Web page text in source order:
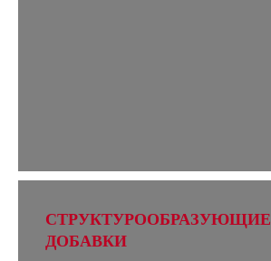
СТРУКТУРООБРАЗУЮЩИЕ
ДОБАВКИ